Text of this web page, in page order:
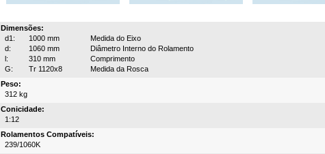
Dimensões:
d1:
1000 mm
Medida do Eixo
d:
1060 mm
Diâmetro Interno do Rolamento
l:
310 mm
Comprimento
G:
Tr 1120x8
Medida da Rosca
Peso:
312 kg
Conicidade:
1:12
Rolamentos Compatíveis:
239/1060K